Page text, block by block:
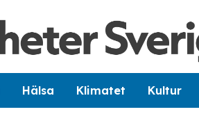
Hälsa Klimatet Kultur